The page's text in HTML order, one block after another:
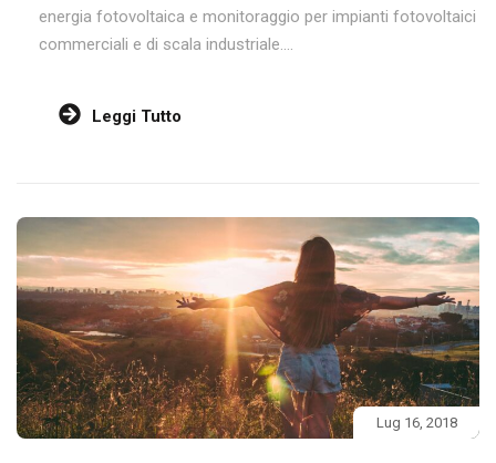
energia fotovoltaica e monitoraggio per impianti fotovoltaici
commerciali e di scala industriale....
Leggi Tutto
Lug 16, 2018